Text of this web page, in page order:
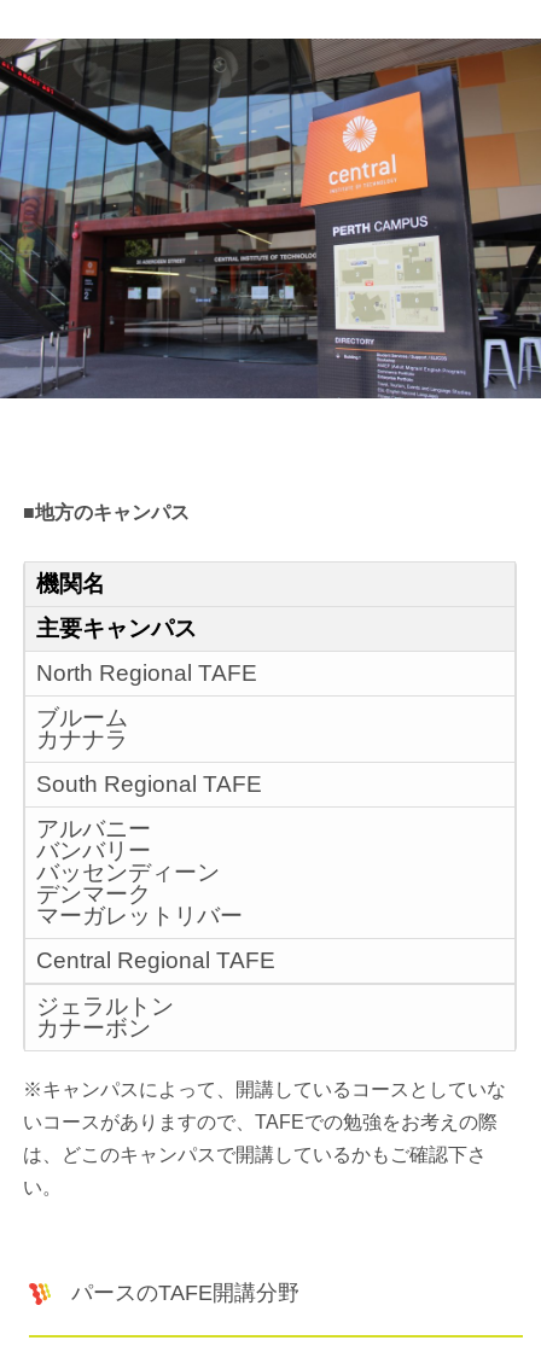
■地方のキャンパス
機関名
主要キャンパス
North Regional TAFE
ブルーム
カナナラ
South Regional TAFE
アルバニー
バンバリー
バッセンディーン
デンマーク
マーガレットリバー
Central Regional TAFE
ジェラルトン
カナーボン
※キャンパスによって、開講しているコースとしていな
いコースがありますので、TAFEでの勉強をお考えの際
は、どこのキャンパスで開講しているかもご確認下さ
い。
パースのTAFE開講分野